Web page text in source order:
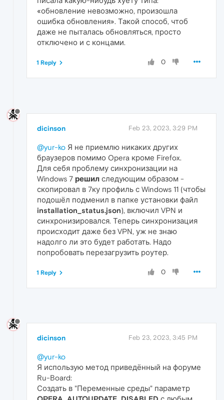
«обновление невозможно, произошла
ошибка обновления». Такой способ, чтоб
даже не пыталась обновляться, просто
отключено и с концами.
0
1 Reply
dicinson Feb 23, 2023, 3:29 PM
@yur-ko Я не приемлю никаких других
браузеров помимо Opera кроме Firefox.
Для себя проблему синхронизации на
Windows 7 решил следующим образом -
скопировал в 7ку профиль с Windows 11 (чтобы
подошёл подменил в папке установки файл
installation_status.json), включил VPN и
синхронизировался. Теперь синхронизация
происходит даже без VPN, уж не знаю
надолго ли это будет работать. Надо
попробовать перезагрузить роутер.
0
1 Reply
dicinson Feb 23, 2023, 3:45 PM
@yur-ko
Я использую метод приведённый на форуме
Ru-Board:
Создать в "Переменные среды" параметр